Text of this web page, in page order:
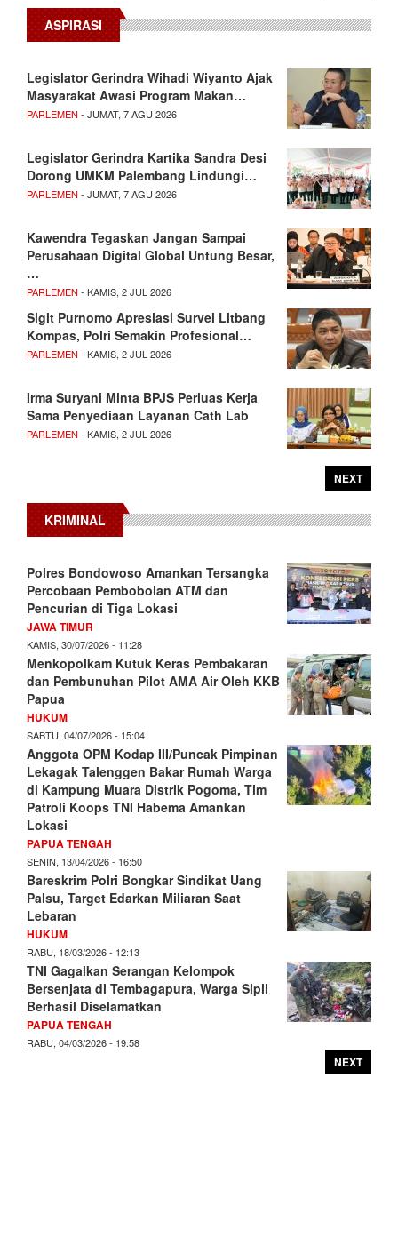
ASPIRASI
Legislator Gerindra Wihadi Wiyanto Ajak
Masyarakat Awasi Program Makan…
PARLEMEN - JUMAT, 7 AGU 2026
Legislator Gerindra Kartika Sandra Desi
Dorong UMKM Palembang Lindungi…
PARLEMEN - JUMAT, 7 AGU 2026
Kawendra Tegaskan Jangan Sampai
Perusahaan Digital Global Untung Besar,
…
PARLEMEN - KAMIS, 2 JUL 2026
Sigit Purnomo Apresiasi Survei Litbang
Kompas, Polri Semakin Profesional…
PARLEMEN - KAMIS, 2 JUL 2026
Irma Suryani Minta BPJS Perluas Kerja
Sama Penyediaan Layanan Cath Lab
PARLEMEN - KAMIS, 2 JUL 2026
NEXT
KRIMINAL
Polres Bondowoso Amankan Tersangka
Percobaan Pembobolan ATM dan
Pencurian di Tiga Lokasi
JAWA TIMUR
KAMIS, 30/07/2026 - 11:28
Menkopolkam Kutuk Keras Pembakaran
dan Pembunuhan Pilot AMA Air Oleh KKB
Papua
HUKUM
SABTU, 04/07/2026 - 15:04
Anggota OPM Kodap III/Puncak Pimpinan
Lekagak Talenggen Bakar Rumah Warga
di Kampung Muara Distrik Pogoma, Tim
Patroli Koops TNI Habema Amankan
Lokasi
PAPUA TENGAH
SENIN, 13/04/2026 - 16:50
Bareskrim Polri Bongkar Sindikat Uang
Palsu, Target Edarkan Miliaran Saat
Lebaran
HUKUM
RABU, 18/03/2026 - 12:13
TNI Gagalkan Serangan Kelompok
Bersenjata di Tembagapura, Warga Sipil
Berhasil Diselamatkan
PAPUA TENGAH
RABU, 04/03/2026 - 19:58
NEXT